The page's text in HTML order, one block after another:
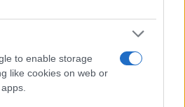
to enable storage
like cookies on web or
μένει η Μαρία
Η επόμενη μέρα για την
Δημοκρατία»